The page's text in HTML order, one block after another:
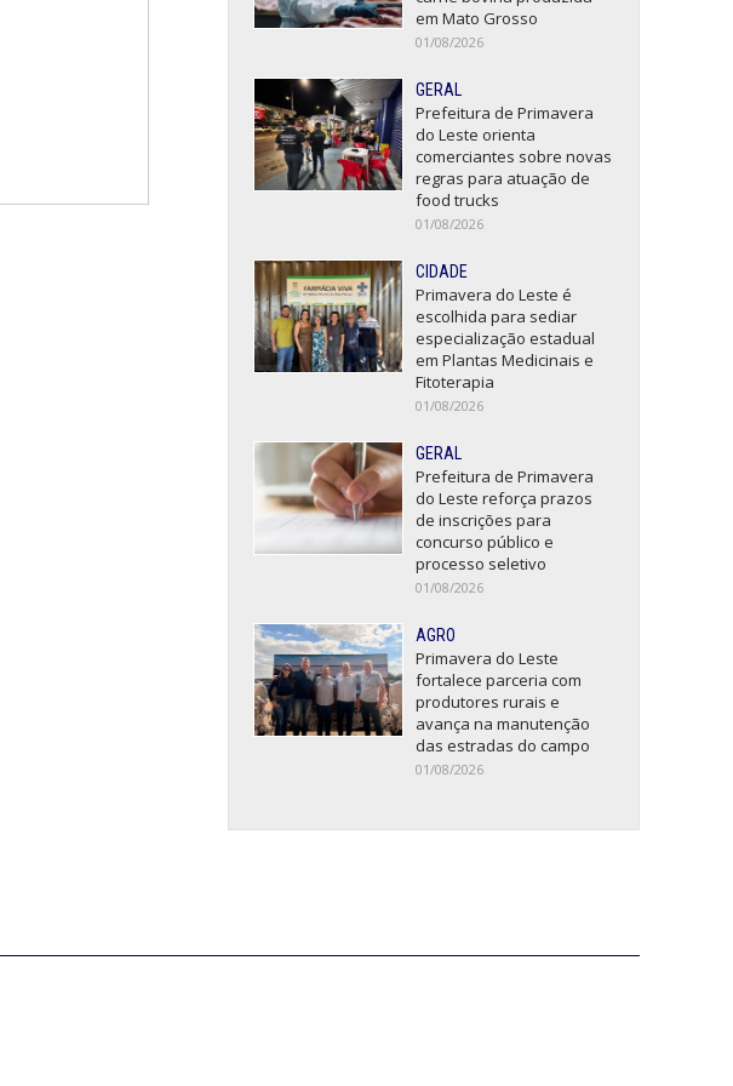
em Mato Grosso
01/08/2026
GERAL
Prefeitura de Primavera
do Leste orienta
comerciantes sobre novas
regras para atuação de
food trucks
01/08/2026
CIDADE
Primavera do Leste é
escolhida para sediar
especialização estadual
em Plantas Medicinais e
Fitoterapia
01/08/2026
GERAL
Prefeitura de Primavera
do Leste reforça prazos
de inscrições para
concurso público e
processo seletivo
01/08/2026
AGRO
Primavera do Leste
fortalece parceria com
produtores rurais e
avança na manutenção
das estradas do campo
01/08/2026